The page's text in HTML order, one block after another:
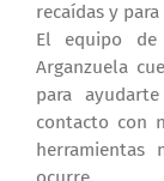
recaídas y
El equipo de
Arganzuela
para
contacto con